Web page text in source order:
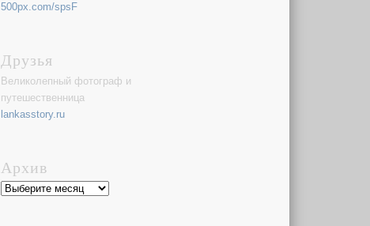
500px.com/spsF
Друзья
Великолепный фотограф и
путешественница
lankasstory.ru
Архив
Архив